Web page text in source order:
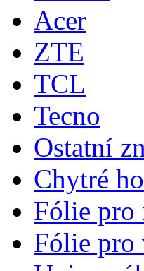
Acer
ZTE
TCL
Tecno
Ostatní
Chytré
Fólie pro
Fólie pro